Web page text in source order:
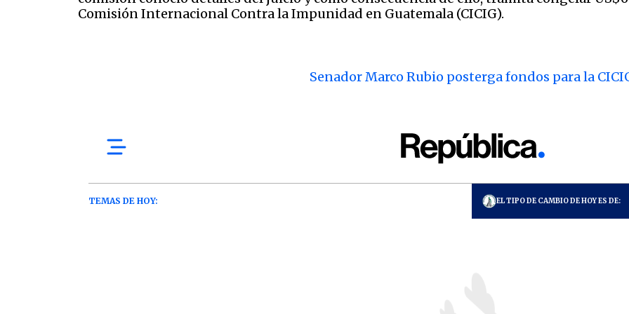
Comisión Internacional Contra la Impunidad en Guatemala (CICIG).
Senador Marco Rubio posterga fondos para la